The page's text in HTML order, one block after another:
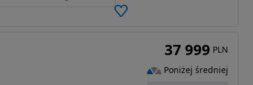
37 999 PLN
Poniżej średniej